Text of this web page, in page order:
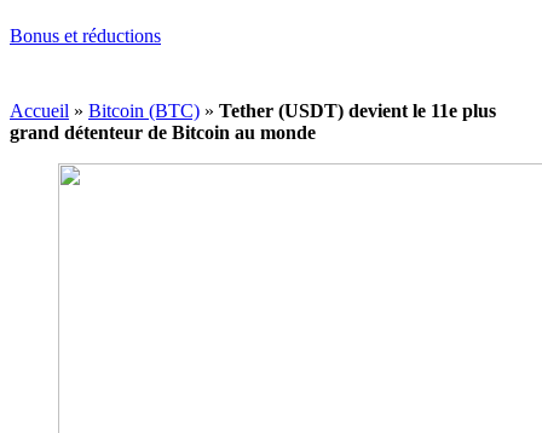
Bonus et réductions
Accueil » Bitcoin (BTC) » Tether (USDT) devient le 11e plus
grand détenteur de Bitcoin au monde